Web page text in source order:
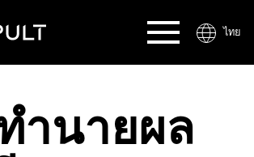
ไทย
ำนายผล